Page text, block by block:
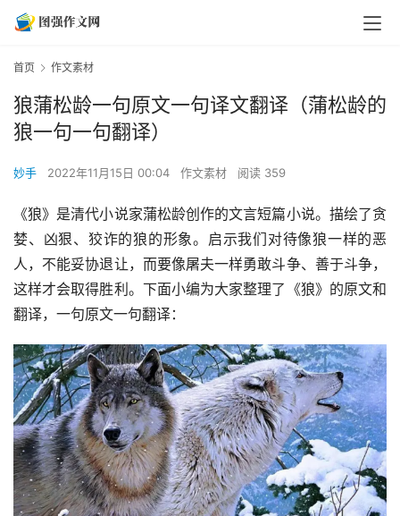
首页 作文素材
狼蒲松龄一句原文一句译文翻译（蒲松龄的
狼一句一句翻译）
妙手 2022年11月15日 00:04 作文素材 阅读 359
《狼》是清代小说家蒲松龄创作的文言短篇小说。描绘了贪
婪、凶狠、狡诈的狼的形象。启示我们对待像狼一样的恶
人，不能妥协退让，而要像屠夫一样勇敢斗争、善于斗争，
这样才会取得胜利。下面小编为大家整理了《狼》的原文和
翻译，一句原文一句翻译：